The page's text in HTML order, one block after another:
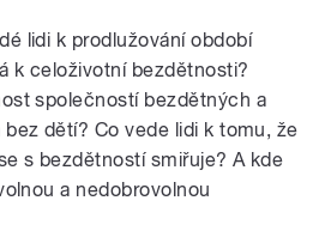
lidi k prodlužování období
k celoživotní bezdětnosti?
společností bezdětných a
dětí? Co vede lidi k tomu, že
s bezdětností smiřuje? A kde
a nedobrovolnou